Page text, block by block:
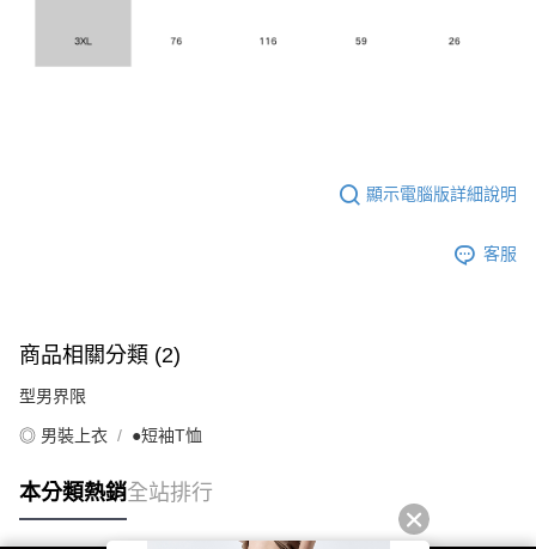
顯示電腦版詳細說明
客服
商品相關分類 (2)
型男界限
◎ 男裝上衣 ●短袖T恤
本分類熱銷全站排行